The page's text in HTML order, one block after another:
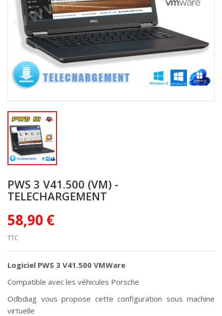
PWS 3 V41.500 (VM) -
TELECHARGEMENT
58,90 €
TTC
Logiciel PWS 3 V41.500 VMWare
Compatible avec les véhicules Porsche
Odbdiag vous propose cette configuration sous machine
virtuelle